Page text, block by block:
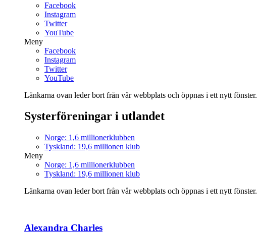
Facebook
Instagram
Twitter
YouTube
Meny
Facebook
Instagram
Twitter
YouTube
Länkarna ovan leder bort från vår webbplats och öppnas i ett nytt fönster.
Systerföreningar i utlandet
Norge: 1,6 millionerklubben
Tyskland: 19,6 millionen klub
Meny
Norge: 1,6 millionerklubben
Tyskland: 19,6 millionen klub
Länkarna ovan leder bort från vår webbplats och öppnas i ett nytt fönster.
Alexandra Charles